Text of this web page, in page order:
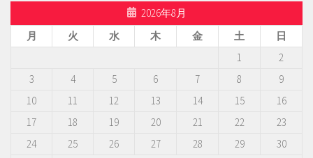
2026年8月
月
火 水 木 金 土
日
1
2
3
4 5 6 7 8
9
10
11 12 13 14 15
16
17
18 19 20 21 22
23
24
25 26 27 28 29
30